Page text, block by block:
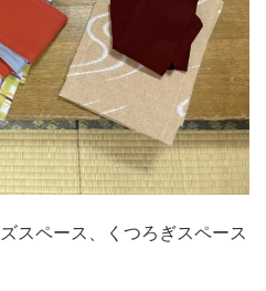
スペース、くつろぎスペース